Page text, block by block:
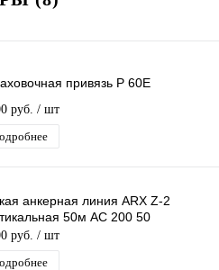
привязь P 60E
руб. / шт
анкерная линия ARX Z-2
50м AC 200 50
руб. / шт